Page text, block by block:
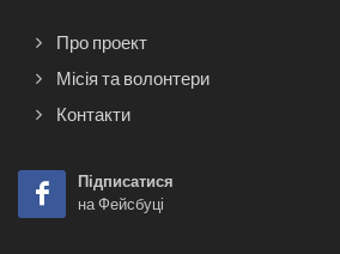
Про проект
Місія та волонтери
Контакти
Підписатися
на Фейсбуці